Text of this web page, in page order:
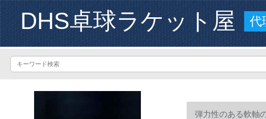
DHS卓球ラケット屋 代
弾力性のある軟軸